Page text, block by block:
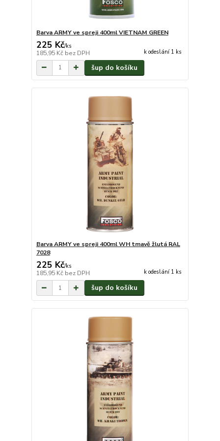
Barva ARMY ve spreji 400ml VIETNAM GREEN
225 Kč/ks
185,95 Kč bez DPH k odeslání 1 ks
šup do košíku
Barva ARMY ve spreji 400ml WH tmavě žlutá RAL
7028
225 Kč/ks
185,95 Kč bez DPH k odeslání 1 ks
šup do košíku